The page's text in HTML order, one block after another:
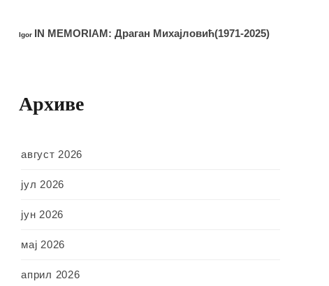
Igor IN MEMORIAM: Драган Михајловић(1971-2025)
Архиве
август 2026
јул 2026
јун 2026
мај 2026
април 2026